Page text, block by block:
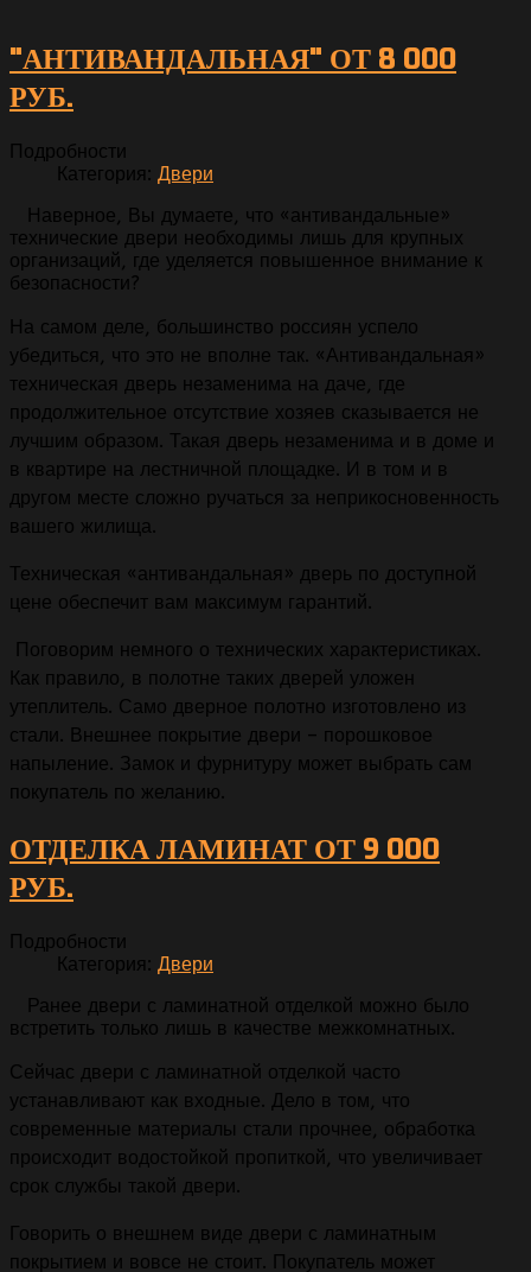
"АНТИВАНДАЛЬНАЯ" ОТ 8 000
РУБ.
Подробности
Категория: Двери
Наверное, Вы думаете, что «антивандальные»
технические двери необходимы лишь для крупных
организаций, где уделяется повышенное внимание к
безопасности?
На самом деле, большинство россиян успело
убедиться, что это не вполне так. «Антивандальная»
техническая дверь незаменима на даче, где
продолжительное отсутствие хозяев сказывается не
лучшим образом. Такая дверь незаменима и в доме и
в квартире на лестничной площадке. И в том и в
другом месте сложно ручаться за неприкосновенность
вашего жилища.
Техническая «антивандальная» дверь по доступной
цене обеспечит вам максимум гарантий.
Поговорим немного о технических характеристиках.
Как правило, в полотне таких дверей уложен
утеплитель. Само дверное полотно изготовлено из
стали. Внешнее покрытие двери – порошковое
напыление. Замок и фурнитуру может выбрать сам
покупатель по желанию.
ОТДЕЛКА ЛАМИНАТ ОТ 9 000
РУБ.
Подробности
Категория: Двери
Ранее двери с ламинатной отделкой можно было
встретить только лишь в качестве межкомнатных.
Сейчас двери с ламинатной отделкой часто
устанавливают как входные. Дело в том, что
современные материалы стали прочнее, обработка
происходит водостойкой пропиткой, что увеличивает
срок службы такой двери.
Говорить о внешнем виде двери с ламинатным
покрытием и вовсе не стоит. Покупатель может